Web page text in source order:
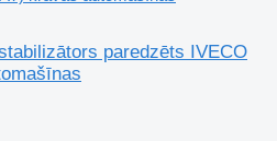
paredzēts IVECO